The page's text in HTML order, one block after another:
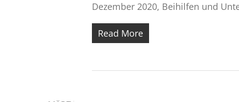
Dezember 2020, Beihilfen und
Read More